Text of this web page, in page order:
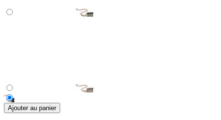
Ajouter au panier